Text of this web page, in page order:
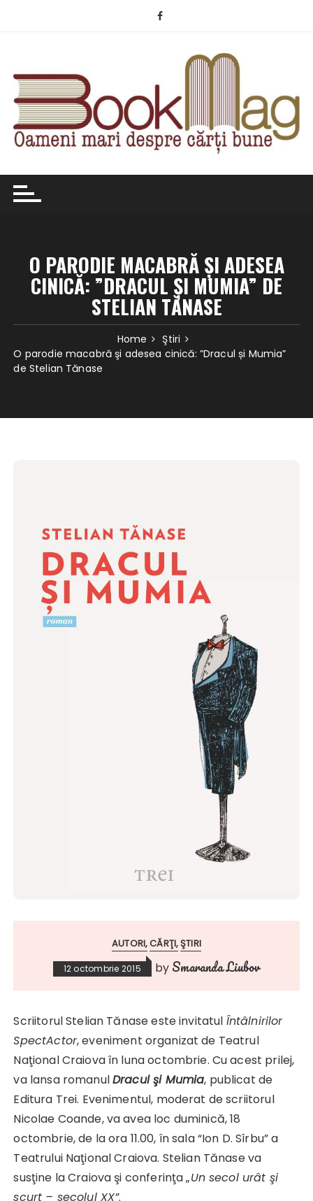
O PARODIE MACABRĂ ŞI ADESEA
CINICĂ: ”DRACUL ȘI MUMIA” DE
STELIAN TĂNASE
Home
Ştiri
O parodie macabră şi adesea cinică: ”Dracul și Mumia”
de Stelian Tănase
AUTORI CĂRŢI ŞTIRI
12 octombrie 2015 by Smaranda Liubov
Scriitorul Stelian Tănase este invitatul Întâlnirilor
SpectActor, eveniment organizat de Teatrul
Naţional Craiova în luna octombrie. Cu acest prilej,
va lansa romanulDracul şi Mumia, publicat de
Editura Trei. Evenimentul, moderat de scriitorul
Nicolae Coande, va avea loc duminică, 18
octombrie, de la ora 11.00, în sala “Ion D. Sîrbu” a
Teatrului Naţional Craiova. Stelian Tănase va
susţine la Craiova şi conferinţa „Un secol urât şi
scurt – secolul XX”.